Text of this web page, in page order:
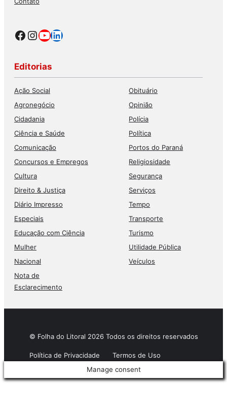
Facebook
Instagram
Youtube
LinkedIn
Editorias
Ação Social
Agronegócio
Cidadania
Ciência e Saúde
Comunicação
Concursos e Empregos
Cultura
Direito & Justiça
Diário Impresso
Especiais
Educação com Ciência
Mulher
Nacional
Nota de
Esclarecimento
Obituário
Opinião
Polícia
Política
Portos do Paraná
Religiosidade
Segurança
Serviços
Tempo
Transporte
Turismo
Utilidade Pública
Veículos
© Folha do Litoral 2026 Todos os direitos reservados
Política de Privacidade
Termos de Uso
Manage consent